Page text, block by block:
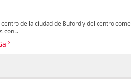
de la ciudad de Buford y del centro
con...